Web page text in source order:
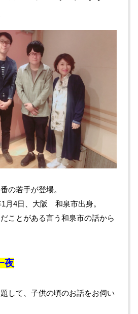
の若手が登場。
4日、大阪 和泉市出身。
ことがある言う和泉市の話から
夜
題して、子供の頃のお話をお伺い